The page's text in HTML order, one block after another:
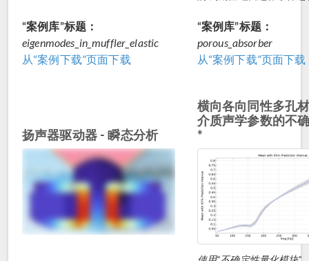
“案例库”标题：
eigenmodes_in_muffler_elastic
从“案例下载”页面下载
“案例库”标题：
porous_absorber
从“案例下载”页面下载
扬声器驱动器 - 瞬态分析
横向各向同性多孔
介质声学参数的不
*